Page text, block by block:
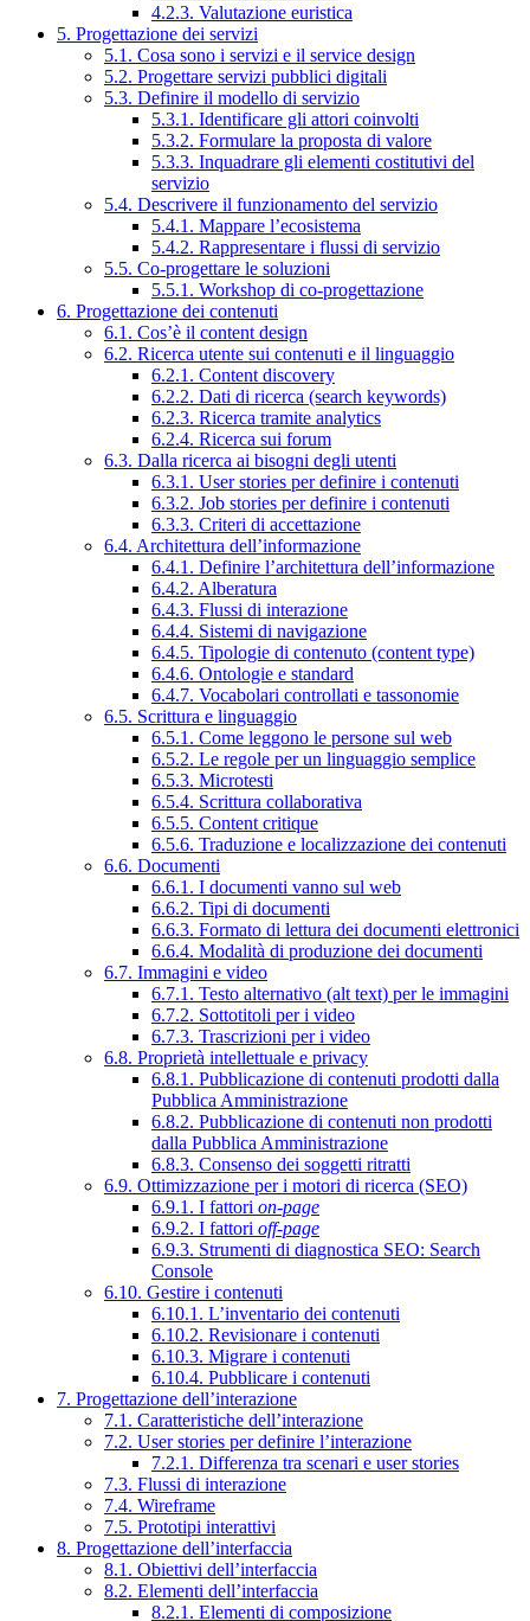
4.2.3. Valutazione euristica
5. Progettazione dei servizi
5.1. Cosa sono i servizi e il service design
5.2. Progettare servizi pubblici digitali
5.3. Definire il modello di servizio
5.3.1. Identificare gli attori coinvolti
5.3.2. Formulare la proposta di valore
5.3.3. Inquadrare gli elementi costitutivi del
servizio
5.4. Descrivere il funzionamento del servizio
5.4.1. Mappare l’ecosistema
5.4.2. Rappresentare i flussi di servizio
5.5. Co-progettare le soluzioni
5.5.1. Workshop di co-progettazione
6. Progettazione dei contenuti
6.1. Cos’è il content design
6.2. Ricerca utente sui contenuti e il linguaggio
6.2.1. Content discovery
6.2.2. Dati di ricerca (search keywords)
6.2.3. Ricerca tramite analytics
6.2.4. Ricerca sui forum
6.3. Dalla ricerca ai bisogni degli utenti
6.3.1. User stories per definire i contenuti
6.3.2. Job stories per definire i contenuti
6.3.3. Criteri di accettazione
6.4. Architettura dell’informazione
6.4.1. Definire l’architettura dell’informazione
6.4.2. Alberatura
6.4.3. Flussi di interazione
6.4.4. Sistemi di navigazione
6.4.5. Tipologie di contenuto (content type)
6.4.6. Ontologie e standard
6.4.7. Vocabolari controllati e tassonomie
6.5. Scrittura e linguaggio
6.5.1. Come leggono le persone sul web
6.5.2. Le regole per un linguaggio semplice
6.5.3. Microtesti
6.5.4. Scrittura collaborativa
6.5.5. Content critique
6.5.6. Traduzione e localizzazione dei contenuti
6.6. Documenti
6.6.1. I documenti vanno sul web
6.6.2. Tipi di documenti
6.6.3. Formato di lettura dei documenti elettronici
6.6.4. Modalità di produzione dei documenti
6.7. Immagini e video
6.7.1. Testo alternativo (alt text) per le immagini
6.7.2. Sottotitoli per i video
6.7.3. Trascrizioni per i video
6.8. Proprietà intellettuale e privacy
6.8.1. Pubblicazione di contenuti prodotti dalla
Pubblica Amministrazione
6.8.2. Pubblicazione di contenuti non prodotti
dalla Pubblica Amministrazione
6.8.3. Consenso dei soggetti ritratti
6.9. Ottimizzazione per i motori di ricerca (SEO)
6.9.1. I fattori on-page
6.9.2. I fattori off-page
6.9.3. Strumenti di diagnostica SEO: Search
Console
6.10. Gestire i contenuti
6.10.1. L’inventario dei contenuti
6.10.2. Revisionare i contenuti
6.10.3. Migrare i contenuti
6.10.4. Pubblicare i contenuti
7. Progettazione dell’interazione
7.1. Caratteristiche dell’interazione
7.2. User stories per definire l’interazione
7.2.1. Differenza tra scenari e user stories
7.3. Flussi di interazione
7.4. Wireframe
7.5. Prototipi interattivi
8. Progettazione dell’interfaccia
8.1. Obiettivi dell’interfaccia
8.2. Elementi dell’interfaccia
8.2.1. Elementi di composizione